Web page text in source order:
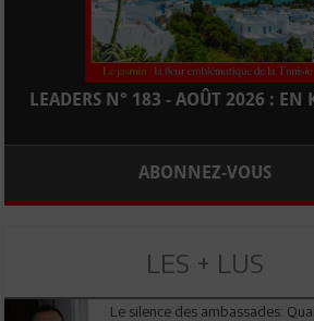
LEADERS N° 183 - AOÛT 2026 : EN
ABONNEZ-VOUS
LES + LUS
Le silence des ambassades: